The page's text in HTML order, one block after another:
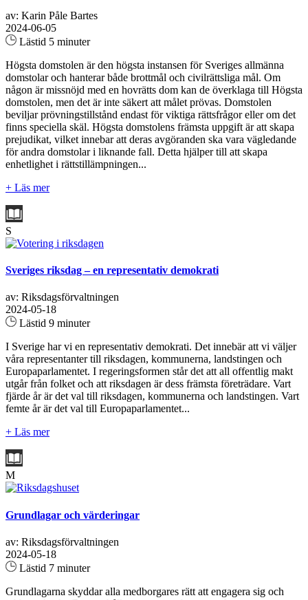
av: Karin Påle Bartes
2024-06-05
Lästid 5 minuter
Högsta domstolen är den högsta instansen för Sveriges allmänna
domstolar och hanterar både brottmål och civilrättsliga mål. Om
någon är missnöjd med en hovrätts dom kan de överklaga till Högsta
domstolen, men det är inte säkert att målet prövas. Domstolen
beviljar prövningstillstånd endast för viktiga rättsfrågor eller om det
finns speciella skäl. Högsta domstolens främsta uppgift är att skapa
prejudikat, vilket innebar att deras avgöranden ska vara vägledande
för andra domstolar i liknande fall. Detta hjälper till att skapa
enhetlighet i rättstillämpningen...
+ Läs mer
S
Sveriges riksdag – en representativ demokrati
av: Riksdagsförvaltningen
2024-05-18
Lästid 9 minuter
I Sverige har vi en representativ demokrati. Det innebär att vi väljer
våra representanter till riksdagen, kommunerna, landstingen och
Europaparlamentet. I regeringsformen står det att all offentlig makt
utgår från folket och att riksdagen är dess främsta företrädare. Vart
fjärde år är det val till riksdagen, kommunerna och landstingen. Vart
femte år är det val till Europaparlamentet...
+ Läs mer
M
Grundlagar och värderingar
av: Riksdagsförvaltningen
2024-05-18
Lästid 7 minuter
Grundlagarna skyddar alla medborgares rätt att engagera sig och